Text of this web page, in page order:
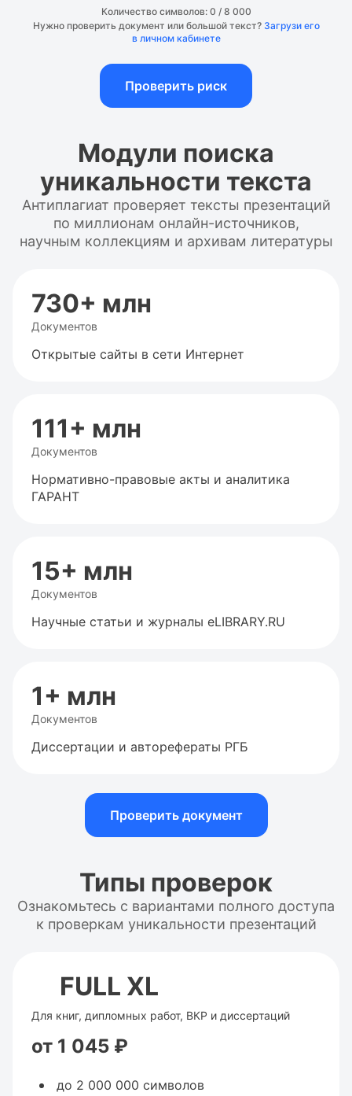
Количество символов: 0 / 8 000
Нужно проверить документ или большой текст? Загрузи его
в личном кабинете
Проверить риск
Модули поиска
уникальности текста
Антиплагиат проверяет тексты презентаций
по миллионам онлайн-источников,
научным коллекциям и архивам литературы
730+ млн
Документов
Открытые сайты в сети Интернет
111+ млн
Документов
Нормативно-правовые акты и аналитика
ГАРАНТ
15+ млн
Документов
Научные статьи и журналы eLIBRARY.RU
1+ млн
Документов
Диссертации и авторефераты РГБ
Проверить документ
Типы проверок
Ознакомьтесь с вариантами полного доступа
к проверкам уникальности презентаций
FULL XL
Для книг, дипломных работ, ВКР и диссертаций
от 1 045 ₽
до 2 000 000 символов